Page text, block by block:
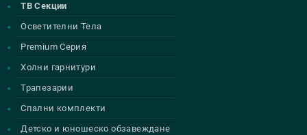
ТВ Секции
Осветителни Тела
Premium Серия
Холни гарнитури
Трапезарии
Спални комплекти
Детско и юношеско обзавеждане